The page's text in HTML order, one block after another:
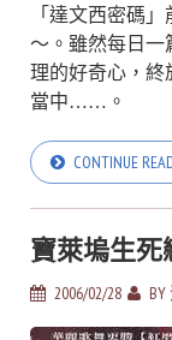
「達文西密碼
～。雖然每日一
理的好奇心，終
當中……。
CONTINUE
寶萊塢生死
2006/02/28 BY